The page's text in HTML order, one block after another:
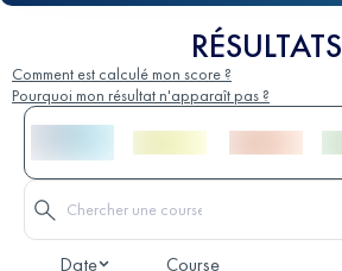
RÉSULTATS
Comment est calculé mon score ?
Pourquoi mon résultat n'apparaît pas ?
Date Course